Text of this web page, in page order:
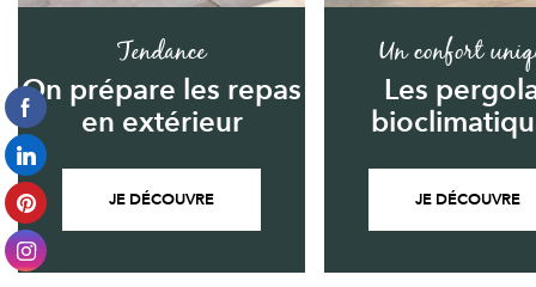
Tendance
On prépare les repas
en extérieur
JE DÉCOUVRE
Un confort
Les
JE DÉCOUVRE